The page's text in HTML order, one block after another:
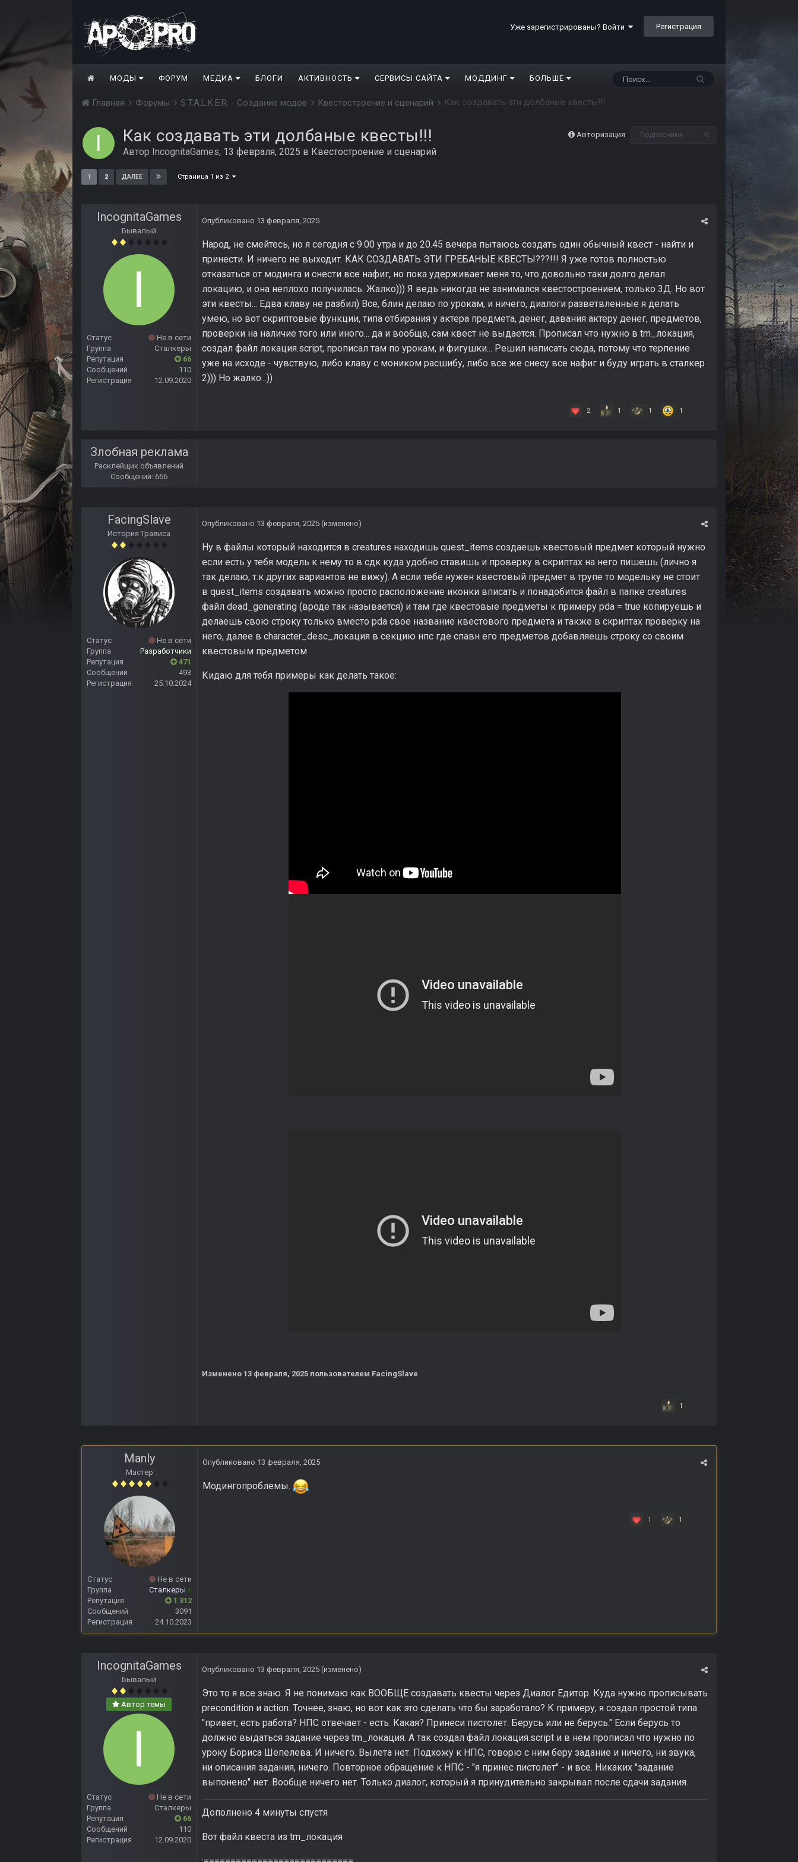
Уже зарегистрированы? Войти Регистрация
МОДЫ ФОРУМ МЕДИА БЛОГИ АКТИВНОСТЬ СЕРВИСЫ САЙТА МОДДИНГ БОЛЬШЕ
Главная Форумы S.T.A.L.K.E.R. - Создание модов Квестостроение и сценарий Как создавать эти долбаные квесты!!!
Авторизация Подписчики 0
Как создавать эти долбаные квесты!!!
Автор IncognitaGames, 13 февраля, 2025 в Квестостроение и сценарий
1 2 ДАЛЕЕ Страница 1 из 2
IncognitaGames
Бывалый
Статус
Не в сети
Группа
Сталкеры
Репутация
66
Сообщений
110
Регистрация
12.09.2020
Опубликовано 13 февраля, 2025
Народ, не смейтесь, но я сегодня с 9.00 утра и до 20.45 вечера пытаюсь создать один обычный квест - найти и
принести. И ничего не выходит. КАК СОЗДАВАТЬ ЭТИ ГРЕБАНЫЕ КВЕСТЫ???!!! Я уже готов полностью
отказаться от модинга и снести все нафиг, но пока удерживает меня то, что довольно таки долго делал
локацию, и она неплохо получилась. Жалко))) Я ведь никогда не занимался квестостроением, только 3Д. Но вот
эти квесты... Едва клаву не разбил) Все, блин делаю по урокам, и ничего, диалоги разветвленные я делать
умею, но вот скриптовые функции, типа отбирания у актера предмета, денег, давания актеру денег, предметов,
проверки на наличие того или иного... да и вообще, сам квест не выдается. Прописал что нужно в tm_локация,
создал файл локация.script, прописал там по урокам, и фигушки... Решил написать сюда, потому что терпение
уже на исходе - чувствую, либо клаву с моником расшибу, либо все же снесу все нафиг и буду играть в сталкер
2))) Но жалко...))
2 1 1 1
Злобная реклама
Расклейщик объявлений
Сообщений: 666
FacingSlave
История Трависа
Статус
Не в сети
Группа
Разработчики
Репутация
471
Сообщений
493
Регистрация
25.10.2024
Опубликовано 13 февраля, 2025 (изменено)
Ну в файлы который находится в creatures находишь quest_items создаешь квестовый предмет который нужно
если есть у тебя модель к нему то в сдк куда удобно ставишь и проверку в скриптах на него пишешь (лично я
так делаю, т.к других вариантов не вижу). А если тебе нужен квестовый предмет в трупе то модельку не стоит
в quest_items создавать можно просто расположение иконки вписать и понадобится файл в папке creatures
файл dead_generating (вроде так называется) и там где квестовые предметы к примеру pda = true копируешь и
делаешь свою строку только вместо pda свое название квестового предмета и также в скриптах проверку на
него, далее в character_desc_локация в секцию нпс где спавн его предметов добавляешь строку со своим
квестовым предметом
Кидаю для тебя примеры как делать такое:
Изменено 13 февраля, 2025 пользователем FacingSlave
1
Manly
Мастер
Статус
Не в сети
Группа
Сталкеры +
Репутация
1 312
Сообщений
3091
Регистрация
24.10.2023
Опубликовано 13 февраля, 2025
Модингопроблемы.
1 1
IncognitaGames
Бывалый
Автор темы
Статус
Не в сети
Группа
Сталкеры
Репутация
66
Сообщений
110
Регистрация
12.09.2020
Опубликовано 13 февраля, 2025 (изменено)
Это то я все знаю. Я не понимаю как ВООБЩЕ создавать квесты через Диалог Едитор. Куда нужно прописывать
precondition и action. Точнее, знаю, но вот как это сделать что бы заработало? К примеру, я создал простой типа
"привет, есть работа? НПС отвечает - есть. Какая? Принеси пистолет. Берусь или не берусь." Если берусь то
должно выдаться задание через tm_локация. А так создал файл локация.script и в нем прописал что нужно по
уроку Бориса Шепелева. И ничего. Вылета нет. Подхожу к НПС, говорю с ним беру задание и ничего, ни звука,
ни описания задания, ничего. Повторное обращение к НПС - "я принес пистолет" - и все. Никаких "задание
выпонено" нет. Вообще ничего нет. Только диалог, который я принудительно закрывал после сдачи задания.
Дополнено 4 минуты спустя
Вот файл квеста из tm_локация